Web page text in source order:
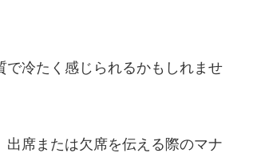
で冷たく感じられるかもしれませ
席または欠席を伝える際のマナ